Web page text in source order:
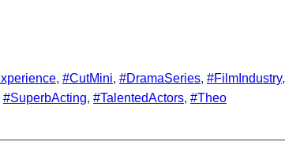
, #CutMini, #DramaSeries, #FilmIndustry,
#SuperbActing, #TalentedActors, #Theo